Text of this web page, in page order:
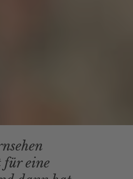
für eine